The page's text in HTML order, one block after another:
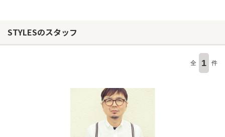
STYLESのスタッフ
全 1 件